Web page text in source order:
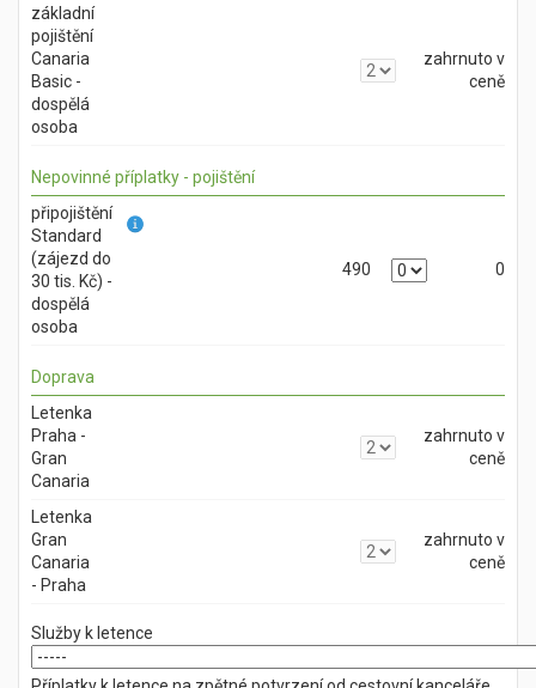
základní
pojištění
Canaria
Basic -
dospělá
osoba
zahrnuto v
ceně
Nepovinné příplatky - pojištění
připojištění
Standard
(zájezd do
30 tis. Kč) -
dospělá
osoba
490 0
Doprava
Letenka
Praha -
Gran
Canaria
zahrnuto v
ceně
Letenka
Gran
Canaria
- Praha
zahrnuto v
ceně
Služby k letence